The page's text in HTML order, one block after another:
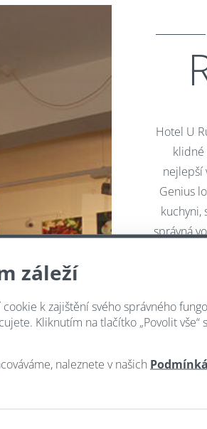
záleží
k zajištění svého správného
Kliknutím na tlačítko „Povolit vše“
naleznete v našich
Hotel U
klidné
nejlepší
Genius
kuchyni,
správná